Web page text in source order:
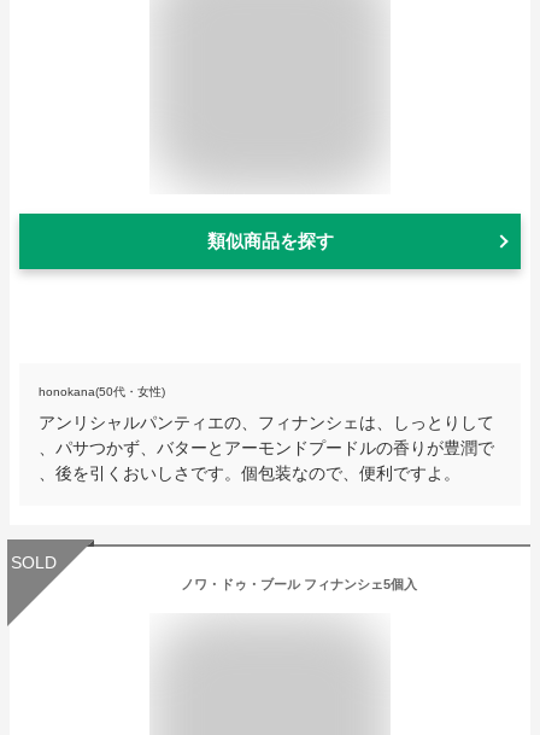
類似商品を探す
honokana(50代・女性)
アンリシャルパンティエの、フィナンシェは、しっとりして
、パサつかず、バターとアーモンドプードルの香りが豊潤で
、後を引くおいしさです。個包装なので、便利ですよ。
SOLD
ノワ・ドゥ・ブール フィナンシェ5個入